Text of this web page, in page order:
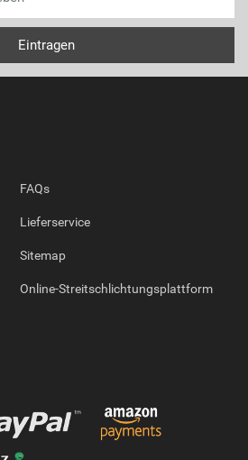
FAQs
Lieferservice
Sitemap
Online-Streitschlichtungsplattform